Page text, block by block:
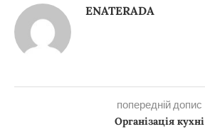
ENATERADA
попередній допис
Організація кухні